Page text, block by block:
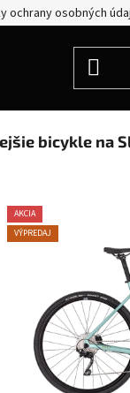
ochrany osobných
bicykle na
AKCIA
VÝPREDAJ